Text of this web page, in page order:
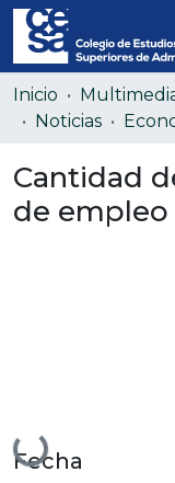
Comunidades
Estadísticas
Inicio
Noticias
Cantidad
de empleo
Cargando...
Fecha